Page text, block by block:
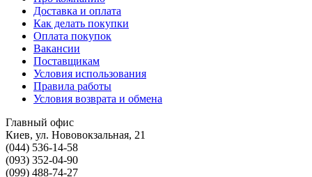
Доставка и оплата
Как делать покупки
Оплата покупок
Вакансии
Поставщикам
Условия использования
Правила работы
Условия возврата и обмена
Главный офис
Киев, ул. Нововокзальная, 21
(044) 536-14-58
(093) 352-04-90
(099) 488-74-27